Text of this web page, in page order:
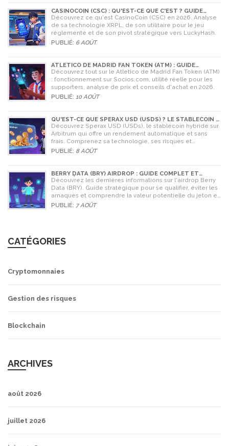
CASINOCOIN (CSC) : QU'EST-CE QUE C'EST ? GUIDE
COMPLET, TOKENOMICS ET AVENIR EN 2026
Découvrez ce qu'est CasinoCoin (CSC) en 2026. Analyse
de sa technologie XRPL, de son utilitaire pour le jeu
réglementé et de son pivot stratégique vers LuckyHash.
PUBLIÉ: 6 AOÛT
ATLETICO DE MADRID FAN TOKEN (ATM) : GUIDE
COMPLET POUR LES SUPPORTERS
Découvrez tout sur le Atletico de Madrid Fan Token (ATM)
: fonctionnement sur Socios.com, utilité réelle pour les
supporters, analyse de prix et conseils d'achat en 2026.
PUBLIÉ: 10 AOÛT
QU'EST-CE QUE SPERAX USD (USDS) ? LE STABLECOIN À
RENDEMENT AUTOMATIQUE
Découvrez Sperax USD (USDs), le stablecoin hybride sur
Arbitrum qui offre un rendement automatique et sans
frais. Comprenez sa technologie, ses risques et
comment l'utiliser en 2026.
PUBLIÉ: 8 AOÛT
BERRY DATA (BRY) AIRDROP : GUIDE COMPLET ET
STRATÉGIES POUR NE RIEN RATER
Découvrez les dernières informations sur l'airdrop Berry
Data (BRY). Guide stratégique pour se qualifier, éviter les
arnaques et comprendre la valeur potentielle du jeton en
2026.
PUBLIÉ: 7 AOÛT
CATÉGORIES
Cryptomonnaies
Gestion des risques
Blockchain
ARCHIVES
août 2026
juillet 2026